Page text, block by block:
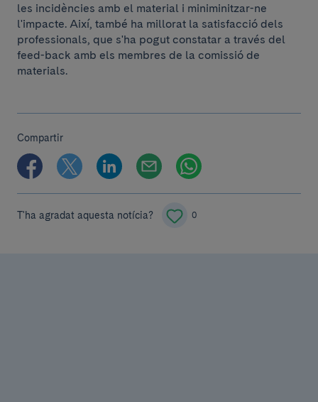
les incidències amb el material i miniminitzar-ne
l'impacte. Així, també ha millorat la satisfacció dels
professionals, que s'ha pogut constatar a través del
feed-back amb els membres de la comissió de
materials.
Compartir
T'ha agradat aquesta notícia? 0